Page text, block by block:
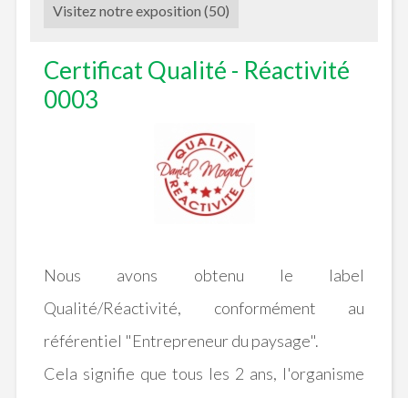
Visitez notre exposition (50)
Certificat Qualité - Réactivité
0003
Nous avons obtenu le label
Qualité/Réactivité, conformément au
référentiel "Entrepreneur du paysage".
Cela signifie que tous les 2 ans, l'organisme